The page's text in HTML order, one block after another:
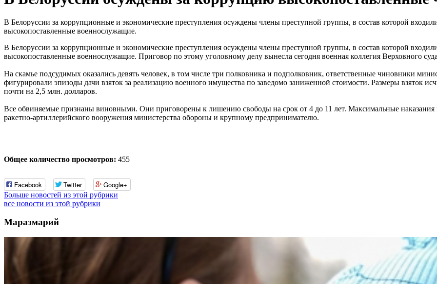
В Белоруссии за коррупционные и экономические преступления осуждены члены преступной группы, в состав которой
высокопоставленные военнослужащие.
В Белоруссии за коррупционные и экономические преступления осуждены члены преступной группы, в состав которой
высокопоставленные военнослужащие. Приговор по этому уголовному делу вынесла сегодня военная коллегия Верховного
На скамье подсудимых оказались девять человек, в том числе три полковника и подполковник, ответственные чиновники
фигурировали эпизоды дачи взяток за реализацию военного имущества по заведомо заниженной стоимости. Размеры взяток
почти на 2,5 млн. долларов.
Все обвиняемые признаны виновными. Они приговорены к лишению свободы на срок от 4 до 11 лет. Максимальные
ракетно-артиллерийского вооружения министерства обороны и крупному предпринимателю.
Общее количество просмотров: 455
Facebook Twitter Google+
Больше новостей из этой рубрики
все новости из этой рубрики
Маразмарий